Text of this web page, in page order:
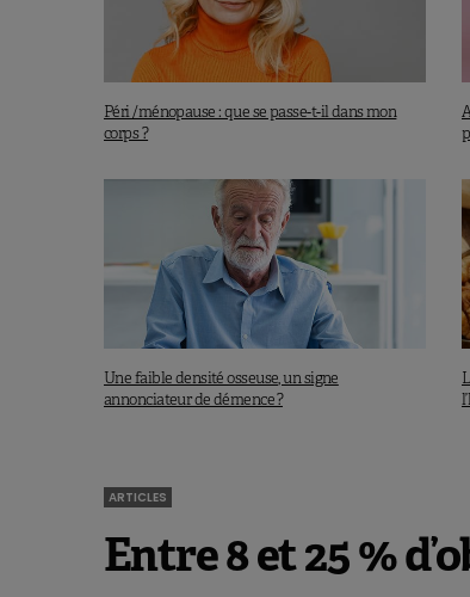
Péri /ménopause : que se passe-t-il dans mon
corps ?
Une faible densité osseuse, un signe
annonciateur de démence ?
ARTICLES
Entre 8 et 25 %